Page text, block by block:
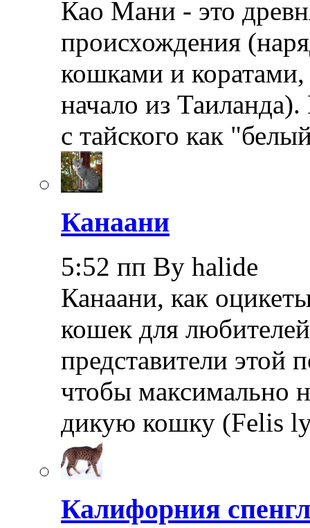
Као Мани - это
происхождения
кошками и коратами,
начало из
с тайского как
Канаани
5:52 пп By halide
Канаани, как
кошек для
представители этой
чтобы максимально
дикую кошку (Felis
Калифорния